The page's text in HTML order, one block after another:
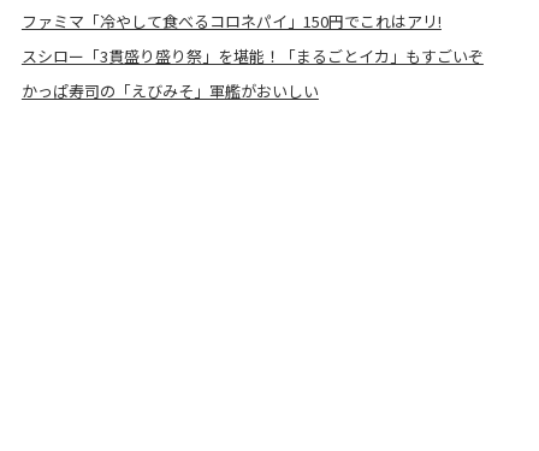
ファミマ「冷やして食べるコロネパイ」150円でこれはアリ!
スシロー「3貫盛り盛り祭」を堪能！「まるごとイカ」もすごいぞ
かっぱ寿司の「えびみそ」軍艦がおいしい